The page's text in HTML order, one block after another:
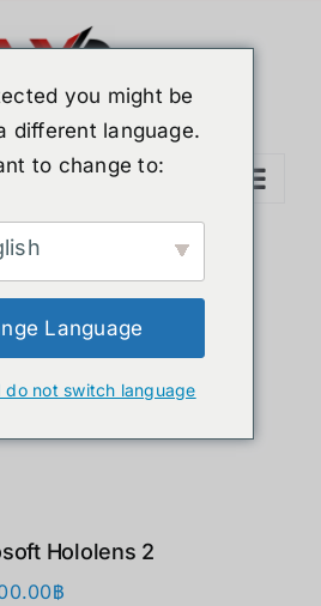
Hololens 2
฿
you might be
different language.
to change to:
Language
do not switch language